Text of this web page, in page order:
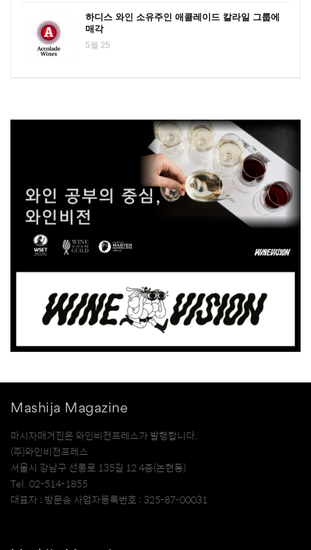
하디스 와인 소유주인 애콜레이드 칼라일 그룹에
매각
5월 25
Mashija Magazine
마시자매거진은 와인비전프레스가 발행합니다.
(주)와인비전프레스
서울시 강남구 선릉로 135길 12 4층(논현동)
Tel. 02-514-1855
대표자 : 방문송 사업자등록번호 : 325-87-00031